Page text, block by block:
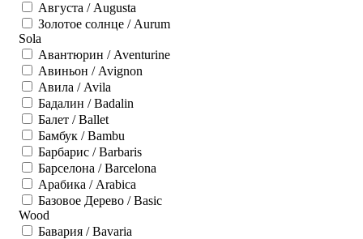
Августа / Augusta
Золотое солнце / Aurum
Sola
Авантюрин / Aventurine
Авиньон / Avignon
Авила / Avila
Бадалин / Badalin
Балет / Ballet
Бамбук / Bambu
Барбарис / Barbaris
Барселона / Barcelona
Арабика / Arabica
Базовое Дерево / Basic
Wood
Бавария / Bavaria